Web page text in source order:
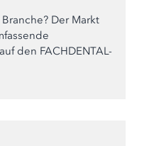
Der Markt
den FACHDENTAL-